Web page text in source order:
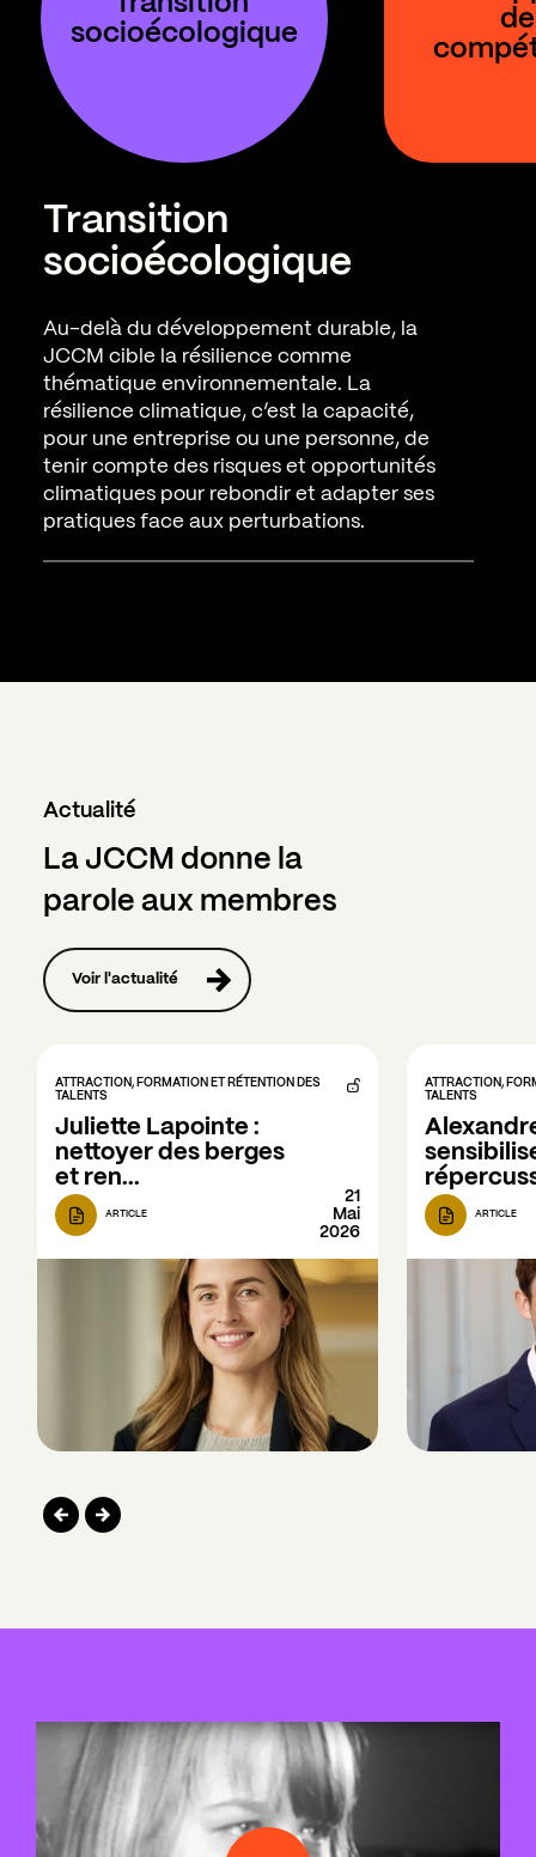
socioécologique
Transition
socioécologique
Au-delà du développement durable, la
JCCM cible la résilience comme
thématique environnementale. La
résilience climatique, c’est la capacité,
pour une entreprise ou une personne, de
tenir compte des risques et opportunités
climatiques pour rebondir et adapter ses
pratiques face aux perturbations.
Actualité
La JCCM donne la
parole aux membres
Voir l'actualité
ATTRACTION, FORMATION ET RÉTENTION DES
TALENTS
Juliette Lapointe :
nettoyer des berges
et ren...
ARTICLE
21
Mai
2026
ATTRACTION,
TALENTS
ARTICLE